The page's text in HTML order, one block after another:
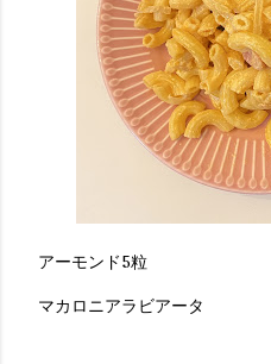
アーモンド5粒
マカロニアラビアータ